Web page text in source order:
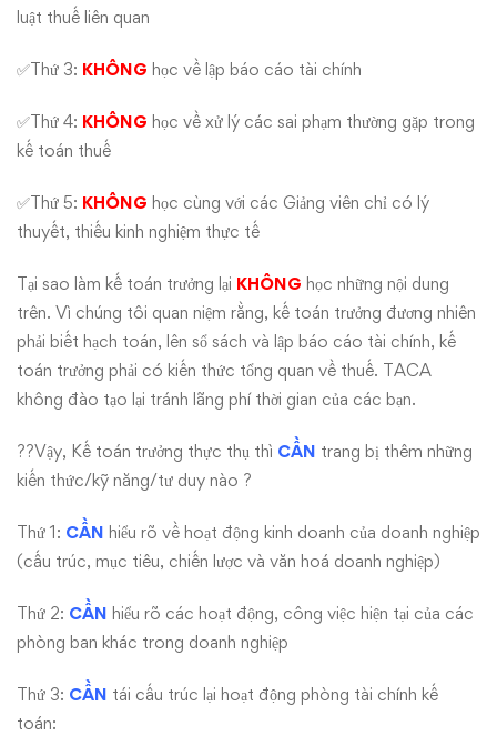
luật thuế liên quan
✅Thứ 3: KHÔNG học về lập báo cáo tài chính
✅Thứ 4: KHÔNG học về xử lý các sai phạm thường gặp trong
kế toán thuế
✅Thứ 5: KHÔNG học cùng với các Giảng viên chỉ có lý
thuyết, thiếu kinh nghiệm thực tế
Tại sao làm kế toán trưởng lại KHÔNG học những nội dung
trên. Vì chúng tôi quan niệm rằng, kế toán trưởng đương nhiên
phải biết hạch toán, lên sổ sách và lập báo cáo tài chính, kế
toán trưởng phải có kiến thức tổng quan về thuế. TACA
không đào tạo lại tránh lãng phí thời gian của các bạn.
??Vậy, Kế toán trưởng thực thụ thì CẦN trang bị thêm những
kiến thức/kỹ năng/tư duy nào ?
Thứ 1: CẦN hiểu rõ về hoạt động kinh doanh của doanh nghiệp
(cấu trúc, mục tiêu, chiến lược và văn hoá doanh nghiệp)
Thứ 2: CẦN hiểu rõ các hoạt động, công việc hiện tại của các
phòng ban khác trong doanh nghiệp
Thứ 3: CẦN tái cấu trúc lại hoạt động phòng tài chính kế
toán: